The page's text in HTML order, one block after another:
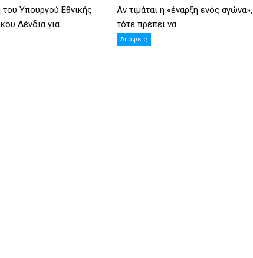
Υπουργού Εθνικής
Δένδια για...
Αν τιμάται η «έναρξη ενός αγώνα»,
τότε πρέπει να...
Απόψεις